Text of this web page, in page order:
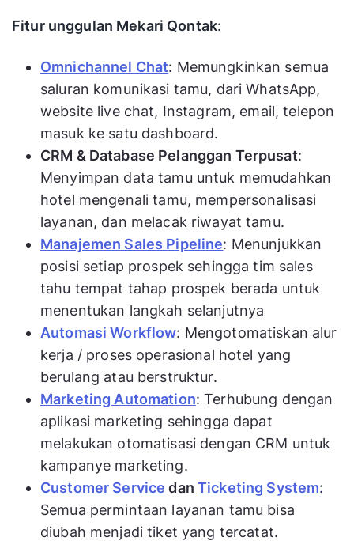
Fitur unggulan Mekari Qontak:
Omnichannel Chat: Memungkinkan semua
saluran komunikasi tamu, dari WhatsApp,
website live chat, Instagram, email, telepon
masuk ke satu dashboard.
CRM & Database Pelanggan Terpusat:
Menyimpan data tamu untuk memudahkan
hotel mengenali tamu, mempersonalisasi
layanan, dan melacak riwayat tamu.
Manajemen Sales Pipeline: Menunjukkan
posisi setiap prospek sehingga tim sales
tahu tempat tahap prospek berada untuk
menentukan langkah selanjutnya
Automasi Workflow: Mengotomatiskan alur
kerja / proses operasional hotel yang
berulang atau berstruktur.
Marketing Automation: Terhubung dengan
aplikasi marketing sehingga dapat
melakukan otomatisasi dengan CRM untuk
kampanye marketing.
Customer Service danTicketing System:
Semua permintaan layanan tamu bisa
diubah menjadi tiket yang tercatat.